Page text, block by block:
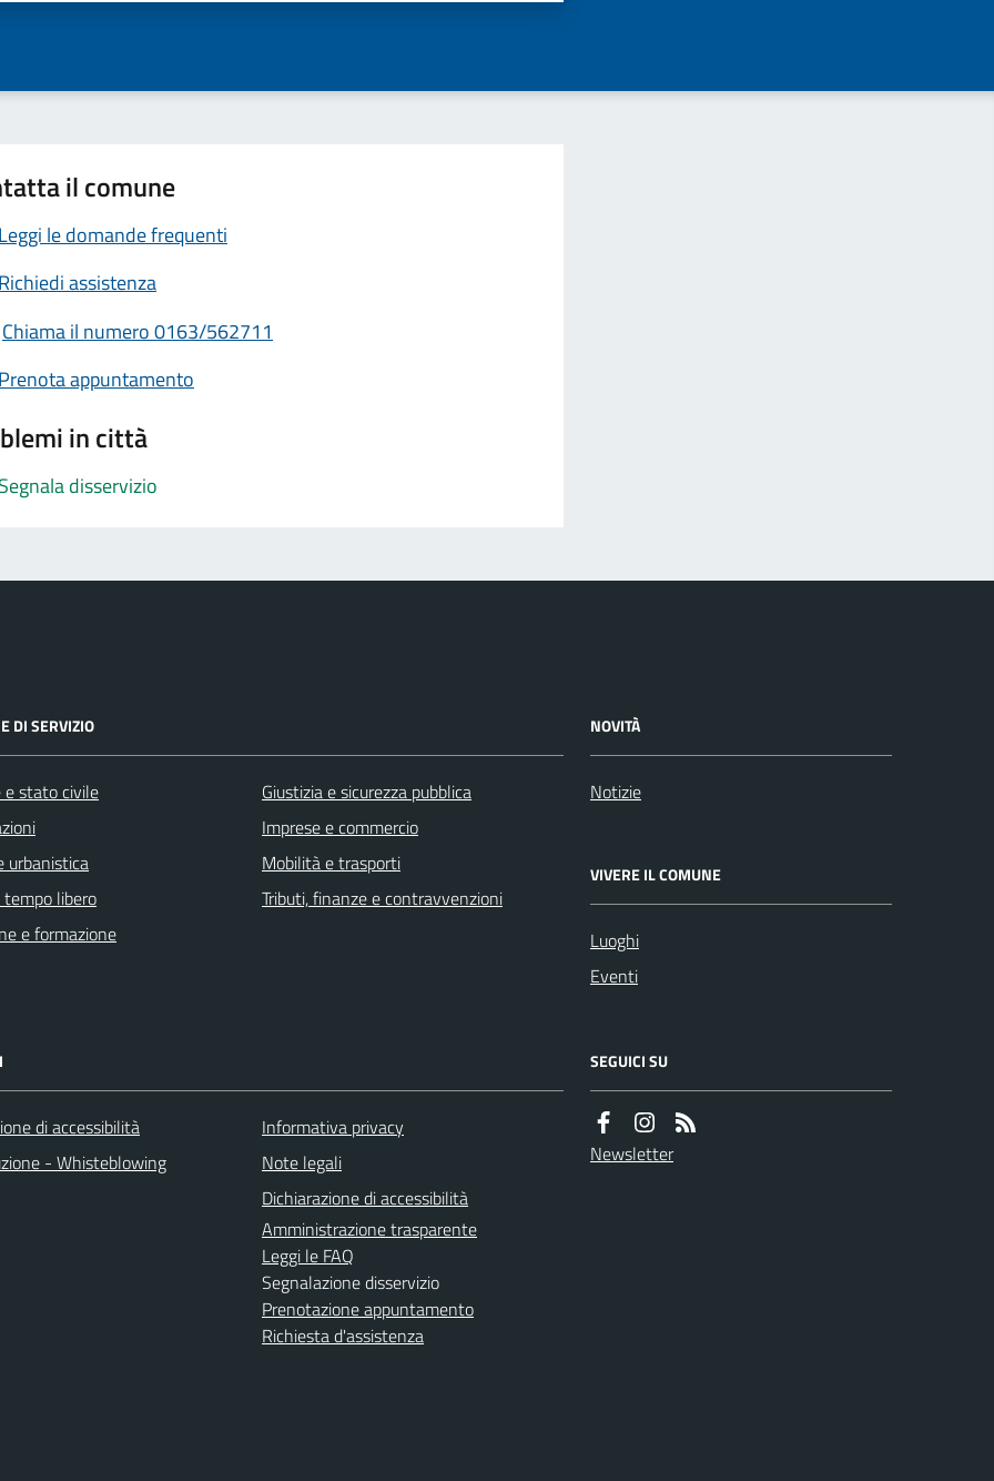
il comune
Leggi le domande frequenti
Richiedi assistenza
Chiama il numero 0163/562711
Prenota appuntamento
in città
Segnala disservizio
DI SERVIZIO
e stato civile
urbanistica
libero
e formazione
Giustizia e sicurezza pubblica
Imprese e commercio
Mobilità e trasporti
Tributi, finanze e contravvenzioni
NOVITÀ
Notizie
VIVERE IL COMUNE
Luoghi
Eventi
di accessibilità
- Whisteblowing
Informativa privacy
Note legali
Dichiarazione di accessibilità
Amministrazione trasparente
Leggi le FAQ
Segnalazione disservizio
Prenotazione appuntamento
Richiesta d'assistenza
SEGUICI SU
Newsletter